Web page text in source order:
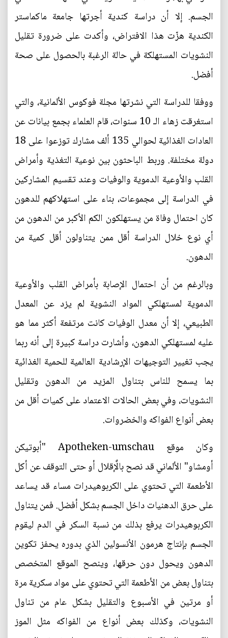
الجسم. إلا أن دراسة كندية أجرتها جامعة ماكماستر
الكندية هزّت هذا الافتراض، وأكدت على ضرورة تقليل
النشويات المستهلكة في حالة الرغبة بالحصول على صحة
أفضل.
ووفقا للدراسة التي نشرتها مجلة فوكوس الألمانية، والتي
استغرقت زهاء الـ 10 سنوات، قام العلماء بجمع بيانات عن
العادات الغذائية لحوالي 135 ألف مشارك توزعوا على 18
دولة مختلفة. وربط الباحثون بين نوعية التغذية وأمراض
القلب والأوعية الدموية والوفيات وعند تقسيم المشاركين
في الدراسة إلى مجموعات، بناء على استهلاكهم للدهون
كان احتمال وفاة من يستهلكون الكم الأكبر من الدهون من
أي نوع خلال الدراسة أقل ممن يتناولون أقل كمية من
الدهون.
وبالرغم من أن احتمال الإصابة بأمراض القلب والأوعية
الدموية لمستهلكي المواد النشوية لم يزد عن المعدل
الطبيعي، إلا أن معدل الوفيات كانت مرتفعة أكثر مما هو
عليه لمستهلكي الدهون، وأشارت دراسة كبيرة إلى أنه ربما
يجب تغيير التوجيهات الإرشادية العالمية للحمية الغذائية
بما يسمح للناس بتناول المزيد من الدهون وتقليل
النشويات، وفي بعض الحالات الاعتماد على كميات أقل من
بعض أنواع الفواكه والخضروات.
وكان موقع Apotheken-umschau "أبوتيكن
أومشاو" الألماني قد نصح بالٌإقلال أو حتى التوقف عن أكل
الأطعمة التي تحتوي على الكربوهيدرات مساء قد يساعد
على حرق الدهنيات داخل الجسم بشكل أفضل. فمن يتناول
الكربوهيدرات يرفع بذلك من نسبة السكر في الدم ليقوم
الجسم بإنتاج هرمون الأنسولين الذي بدوره يحفز تكوين
الدهون ويحول دون حرقها، وينصح الموقع المتخصص
بتناول بعض من الأطعمة التي تحتوي على مواد سكرية مرة
أو مرتين في الأسبوع والتقليل بشكل عام من تناول
النشويات، وكذلك بعض أنواع من الفواكه مثل الموز